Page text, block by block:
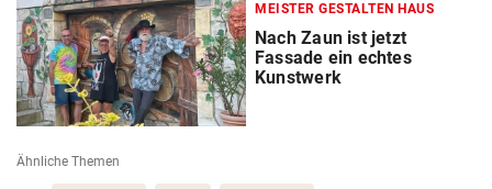
MEISTER GESTALTEN HAUS
Nach Zaun ist jetzt
Fassade ein echtes
Kunstwerk
Ähnliche Themen